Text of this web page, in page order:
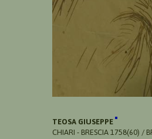
TEOSA GIUSEPPE
CHIARI - BRESCIA 1758(60) /